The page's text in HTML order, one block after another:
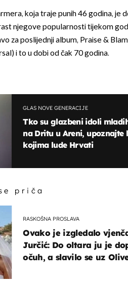
koja traje punih 46 godina, je
njegove popularnosti tijekom
za poslijednji album, Praise &
i to u dobi od čak 70 godina.
GLAS NOVE GENERACIJE
Tko su glazbeni idoli
na Dritu u Areni, upoznajte
kojima lude Hrvati
priča
RASKOŠNA PROSLAVA
Ovako je izgledalo
Jurčić: Do oltara ju je
očuh, a slavilo se uz